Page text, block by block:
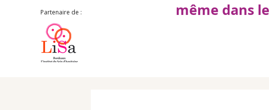
Partenaire de : même dans